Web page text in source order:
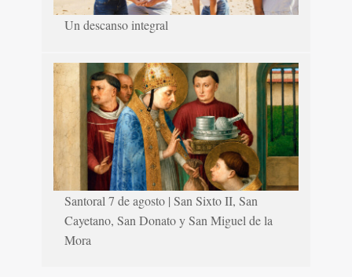
Un descanso integral
Santoral 7 de agosto | San Sixto II, San
Cayetano, San Donato y San Miguel de la
Mora